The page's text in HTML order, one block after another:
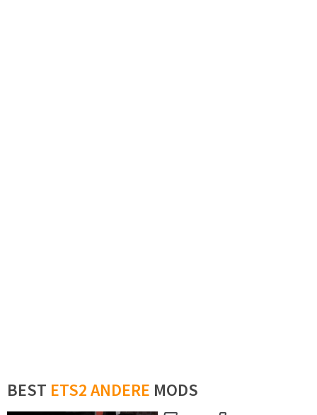
BEST ETS2 ANDERE MODS